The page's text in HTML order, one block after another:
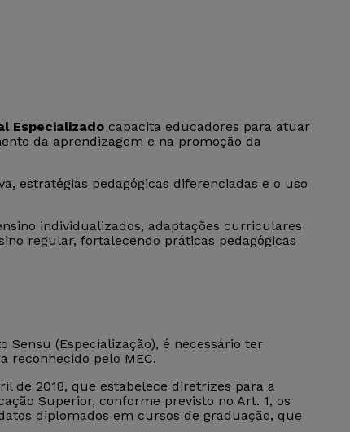
Especializado capacita educadores para atuar
da aprendizagem e na promoção da
estratégias pedagógicas diferenciadas e o uso
individualizados, adaptações curriculares
regular, fortalecendo práticas pedagógicas
Sensu (Especialização), é necessário ter
reconhecido pelo MEC.
de 2018, que estabelece diretrizes para a
Superior, conforme previsto no Art. 1, os
diplomados em cursos de graduação, que